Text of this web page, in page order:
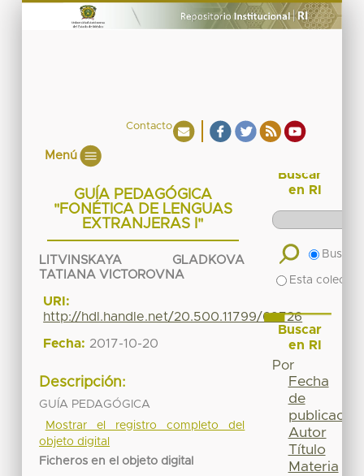
Contacto
Menú
GUÍA PEDAGÓGICA
"FONÉTICA DE LENGUAS
EXTRANJERAS I"
LITVINSKAYA GLADKOVA
TATIANA VICTOROVNA
URI:
http://hdl.handle.net/20.500.11799/69726
Fecha: 2017-10-20
Descripción:
GUÍA PEDAGÓGICA
Mostrar el registro completo del
objeto digital
Ficheros en el objeto digital
Buscar
en RI
Buscar
Esta
Buscar
en RI
Por
Fecha
de
publicación
Autor
Título
Materia